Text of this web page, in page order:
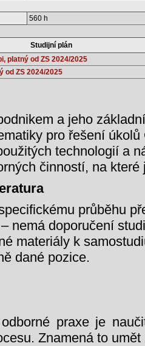
560 h
Studijní plán
platný od ZS 2024/2025
od ZS 2024/2025
a jeho
pro řešení úkolů
technologií a
činností, na
průběhu
nemá doporučení
materiály k
dané pozice.
praxe je
Znamená to